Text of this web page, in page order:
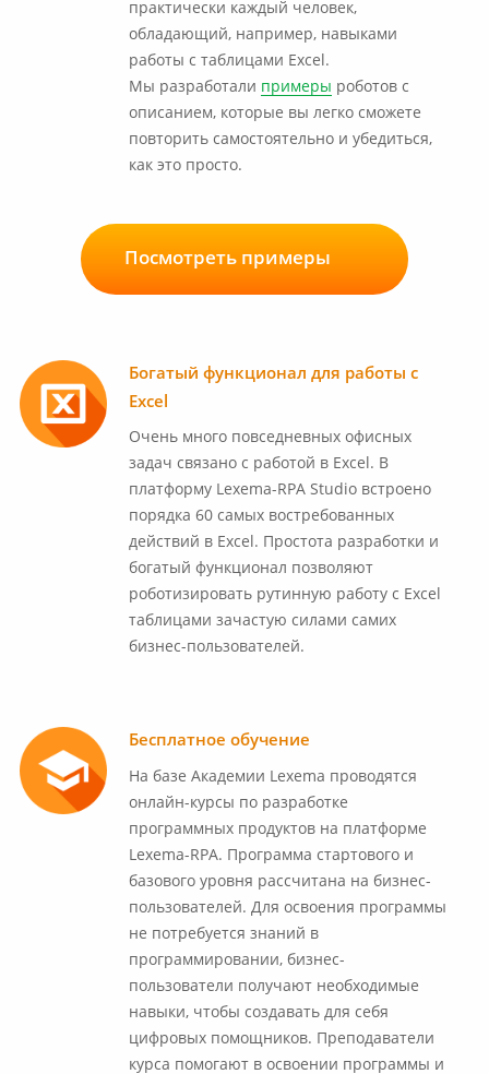
практически каждый человек,
обладающий, например, навыками
работы с таблицами Excel.
Мы разработали примеры роботов с
описанием, которые вы легко сможете
повторить самостоятельно и убедиться,
как это просто.
Посмотреть примеры
Богатый функционал для работы с
Excel
Очень много повседневных офисных
задач связано с работой в Excel. В
платформу Lexema-RPA Studio вcтроено
порядка 60 самых востребованных
действий в Excel. Простота разработки и
богатый функционал позволяют
роботизировать рутинную работу с Excel
таблицами зачастую силами самих
бизнес-пользователей.
Бесплатное обучение
На базе Академии Lexema проводятся
онлайн-курсы по разработке
программных продуктов на платформе
Lexema-RPA. Программа стартового и
базового уровня рассчитана на бизнес-
пользователей. Для освоения программы
не потребуется знаний в
программировании, бизнес-
пользователи получают необходимые
навыки, чтобы создавать для себя
цифровых помощников. Преподаватели
курса помогают в освоении программы и